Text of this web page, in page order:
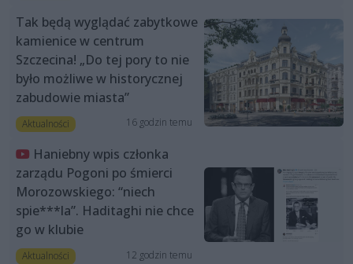
Tak będą wyglądać zabytkowe
kamienice w centrum
Szczecina! „Do tej pory to nie
było możliwe w historycznej
zabudowie miasta”
Aktualności 16 godzin temu
Haniebny wpis członka
zarządu Pogoni po śmierci
Morozowskiego: “niech
spie***la”. Haditaghi nie chce
go w klubie
Aktualności 12 godzin temu